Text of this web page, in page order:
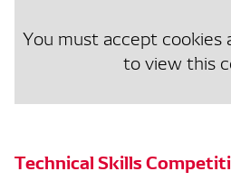
You must accept cookies
to view this
Technical Skills